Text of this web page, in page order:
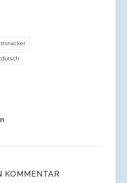
KOMMENTAR